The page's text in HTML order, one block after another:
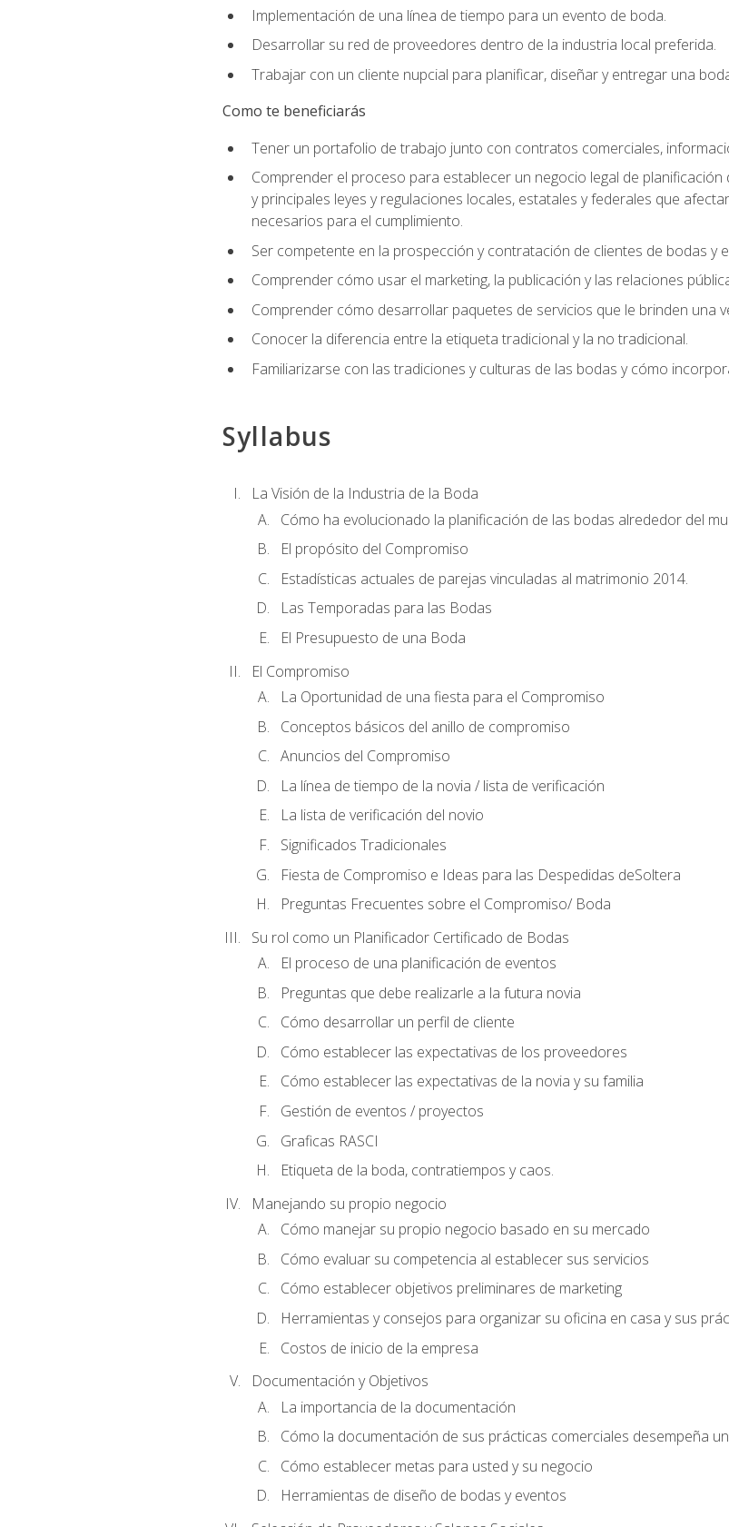
Implementación de una línea de tiempo para un evento de boda.
Desarrollar su red de proveedores dentro de la industria local preferida.
Trabajar con un cliente nupcial para planificar, diseñar y entregar una
Como te beneficiarás
Tener un portafolio de trabajo junto con contratos comerciales,
Comprender el proceso para establecer un negocio legal de
y principales leyes y regulaciones locales, estatales y federales que
necesarios para el cumplimiento.
Ser competente en la prospección y contratación de clientes de bodas y
Comprender cómo usar el marketing, la publicación y las relaciones
Comprender cómo desarrollar paquetes de servicios que le brinden una
Conocer la diferencia entre la etiqueta tradicional y la no tradicional.
Familiarizarse con las tradiciones y culturas de las bodas y cómo
Syllabus
La Visión de la Industria de la Boda
Cómo ha evolucionado la planificación de las bodas alrededor del
El propósito del Compromiso
Estadísticas actuales de parejas vinculadas al matrimonio 2014.
Las Temporadas para las Bodas
El Presupuesto de una Boda
El Compromiso
La Oportunidad de una fiesta para el Compromiso
Conceptos básicos del anillo de compromiso
Anuncios del Compromiso
La línea de tiempo de la novia / lista de verificación
La lista de verificación del novio
Significados Tradicionales
Fiesta de Compromiso e Ideas para las Despedidas deSoltera
Preguntas Frecuentes sobre el Compromiso/ Boda
Su rol como un Planificador Certificado de Bodas
El proceso de una planificación de eventos
Preguntas que debe realizarle a la futura novia
Cómo desarrollar un perfil de cliente
Cómo establecer las expectativas de los proveedores
Cómo establecer las expectativas de la novia y su familia
Gestión de eventos / proyectos
Graficas RASCI
Etiqueta de la boda, contratiempos y caos.
Manejando su propio negocio
Cómo manejar su propio negocio basado en su mercado
Cómo evaluar su competencia al establecer sus servicios
Cómo establecer objetivos preliminares de marketing
Herramientas y consejos para organizar su oficina en casa y sus
Costos de inicio de la empresa
Documentación y Objetivos
La importancia de la documentación
Cómo la documentación de sus prácticas comerciales desempeña
Cómo establecer metas para usted y su negocio
Herramientas de diseño de bodas y eventos